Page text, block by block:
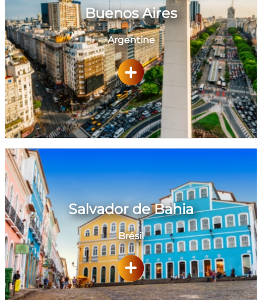
Buenos Aires
Argentine
Salvador de Bahia
Brésil